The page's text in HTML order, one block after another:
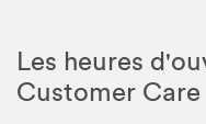
Les heures
Customer Care